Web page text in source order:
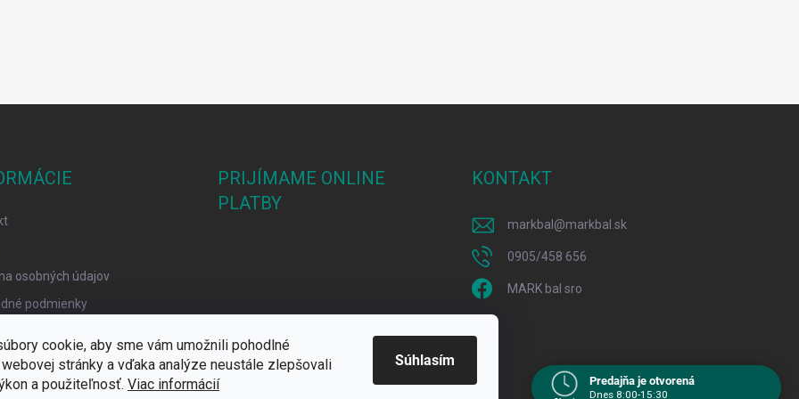
cookie, aby sme vám umožnili pohodlné
stránky a vďaka analýze neustále zlepšovali
a použiteľnosť. Viac informácií
Súhlasím
osobných údajov
podmienky
Cookies
PRIJÍMAME ONLINE
PLATBY
KONTAKT
markbal @markbal.sk
0905/458 656
MARK bal sro
Predajňa je otvorená
Dnes 8:00-15:30
Navštívte nás osobne